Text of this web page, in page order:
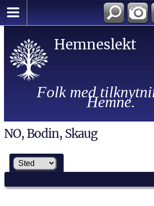
Hemneslekt
Folk med
Hemne.
NO, Bodin, Skaug